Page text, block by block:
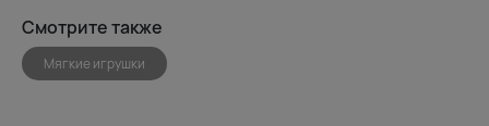
Смотрите также
Мягкие игрушки